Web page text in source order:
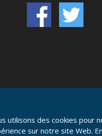
utilisons des cookies pour
sur notre site Web.